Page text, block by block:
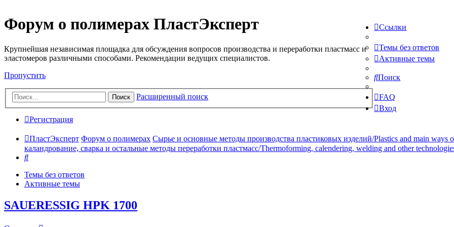
Форум о полимерах ПластЭксперт
Крупнейшая независимая площадка для обсуждения вопросов производства и переработки пластмасс и
эластомеров различными способами. Рекомендации ведущих специалистов.
Пропустить
Поиск Расширенный поиск
Ссылки
Темы без ответов
Активные темы
Поиск
FAQ
Вход
Регистрация
ПластЭксперт Форум о полимерах Сырье и основные методы производства пластиковых изделий/Plastics and main ways
каландрование, сварка и остальные методы переработки пластмасс/Thermoforming, calendering, welding and other
Поиск
Темы без ответов
Активные темы
SAUERESSIG HPK 1700